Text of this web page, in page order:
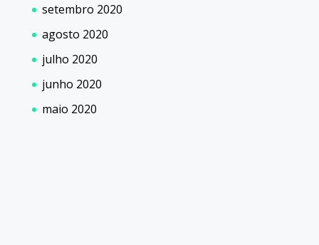
setembro 2020
agosto 2020
julho 2020
junho 2020
maio 2020